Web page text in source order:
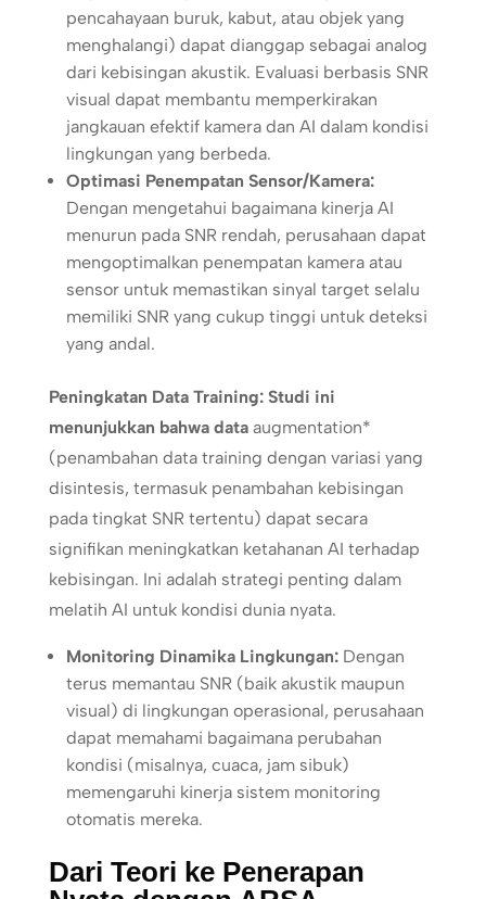
pencahayaan buruk, kabut, atau objek yang
menghalangi) dapat dianggap sebagai analog
dari kebisingan akustik. Evaluasi berbasis SNR
visual dapat membantu memperkirakan
jangkauan efektif kamera dan AI dalam kondisi
lingkungan yang berbeda.
Optimasi Penempatan Sensor/Kamera:
Dengan mengetahui bagaimana kinerja AI
menurun pada SNR rendah, perusahaan dapat
mengoptimalkan penempatan kamera atau
sensor untuk memastikan sinyal target selalu
memiliki SNR yang cukup tinggi untuk deteksi
yang andal.
Peningkatan Data Training:Studi ini
menunjukkan bahwa data augmentation*
(penambahan data training dengan variasi yang
disintesis, termasuk penambahan kebisingan
pada tingkat SNR tertentu) dapat secara
signifikan meningkatkan ketahanan AI terhadap
kebisingan. Ini adalah strategi penting dalam
melatih AI untuk kondisi dunia nyata.
Monitoring Dinamika Lingkungan:Dengan
terus memantau SNR (baik akustik maupun
visual) di lingkungan operasional, perusahaan
dapat memahami bagaimana perubahan
kondisi (misalnya, cuaca, jam sibuk)
memengaruhi kinerja sistem monitoring
otomatis mereka.
Dari Teori ke Penerapan